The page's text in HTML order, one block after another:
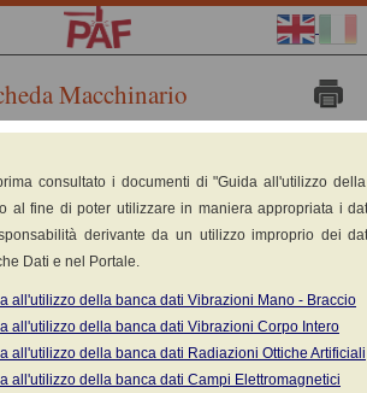
Macchinario
Fluorescente Hg UVC
220V-380V
consultato i documenti di "Guida all'utilizzo
al fine di poter utilizzare in maniera appropriata i
derivante da un utilizzo improprio dei
Dati e nel Portale.
all'utilizzo della banca dati Vibrazioni Mano - Braccio
all'utilizzo della banca dati Vibrazioni Corpo Intero
all'utilizzo della banca dati Radiazioni Ottiche Artificiali
all'utilizzo della banca dati Campi Elettromagnetici